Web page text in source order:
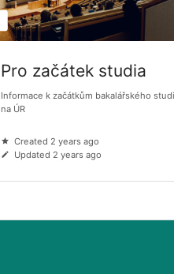
Pro začátek studia
Informace k začátkům bakalářského
na ÚR
Created 2 years ago
Updated 2 years ago